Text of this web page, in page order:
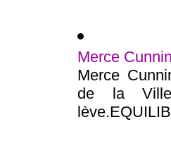
Merce
Merce
de la